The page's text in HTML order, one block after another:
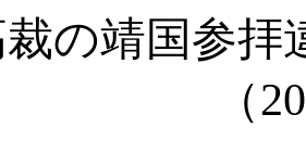
裁の靖国参
（